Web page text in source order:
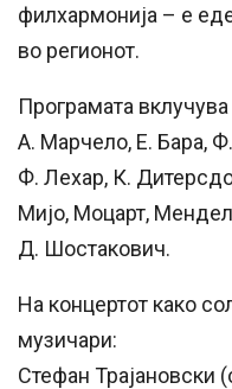
филхармонија – е
во регионот.
Програмата
А. Марчело, Е. Бара,
Ф. Лехар, К.
Мијо, Моцарт,
Д. Шостакович.
На концертот како
музичари:
Стефан Трајановски